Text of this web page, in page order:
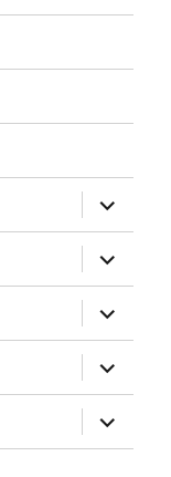
öffnen
öffnen
öffnen
öffnen
öffnen